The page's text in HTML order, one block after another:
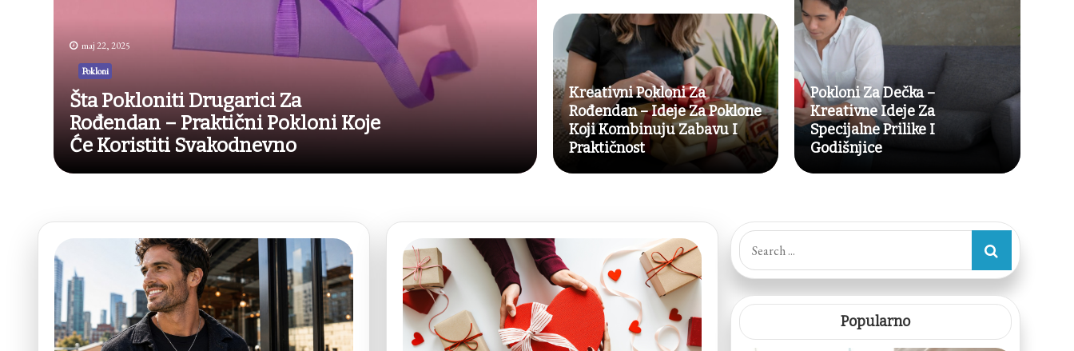
maj 22, 2025
Pokloni
Šta Pokloniti Drugarici Za
Rođendan – Praktični Pokloni Koje
Će Koristiti Svakodnevno
Pokloni Za Dečka –
Kreativne Ideje Za
Specijalne Prilike I
Godišnjice
Kreativni Pokloni Za
Rođendan – Ideje Za Poklone
Koji Kombinuju Zabavu I
Praktičnost
Search
for:
Popularno